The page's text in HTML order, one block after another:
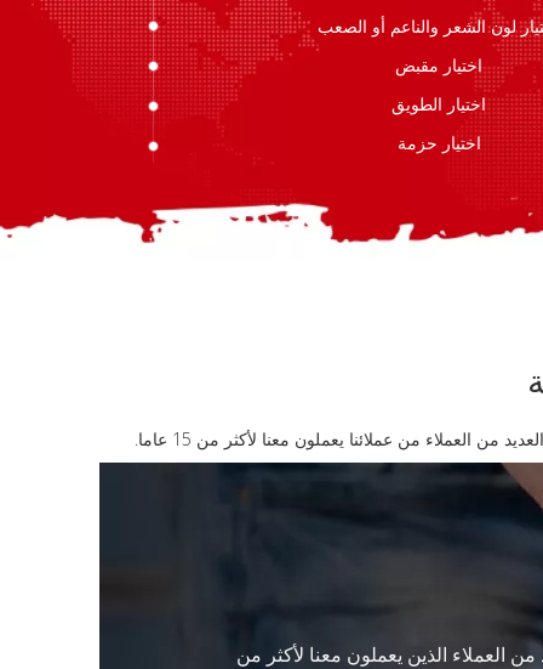
لون الشعر والناعم أو الصعب
اختيار مقبض
اختيار الطويق
اختيار حزمة
من عملائنا يعملون معنا لأكثر من 15 عاما.
العملاء الذين يعملون معنا لأكثر من